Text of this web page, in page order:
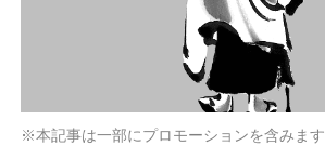
※本記事は一部にプロモーションを含みます